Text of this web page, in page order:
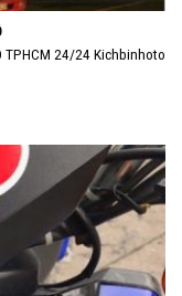
TPHCM 24/24 Kichbinhoto